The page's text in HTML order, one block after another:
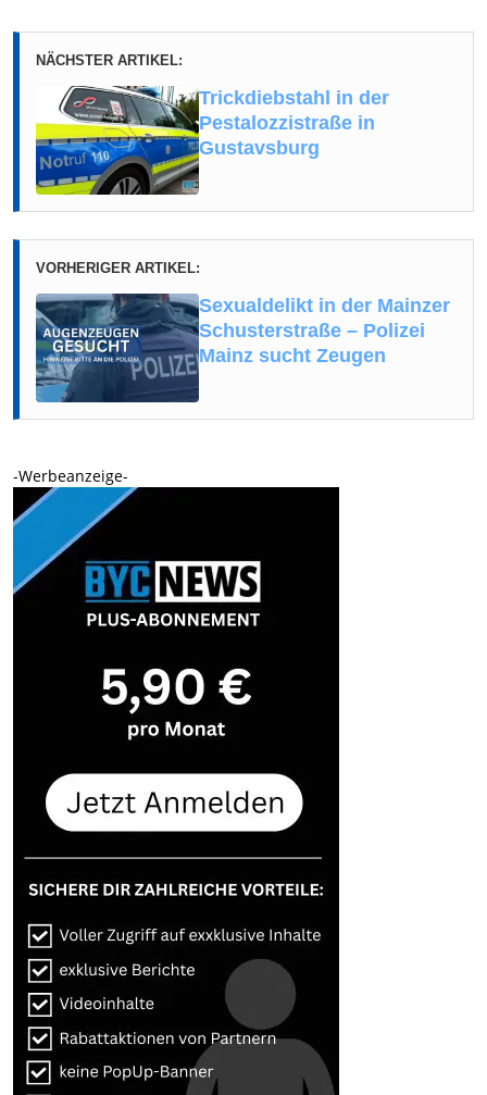
NÄCHSTER ARTIKEL:
Trickdiebstahl in der
Pestalozzistraße in
Gustavsburg
VORHERIGER ARTIKEL:
Sexualdelikt in der Mainzer
Schusterstraße – Polizei
Mainz sucht Zeugen
-Werbeanzeige-